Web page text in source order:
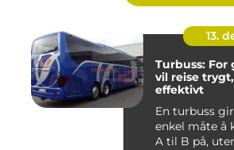
13.
Turbuss: For
vil reise
effektivt
En turbuss
enkel måte å
A til B på,